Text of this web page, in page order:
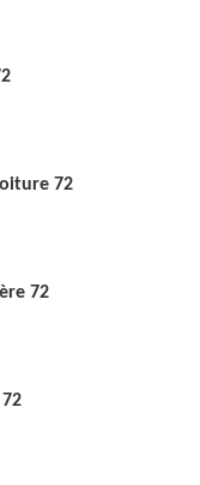
72
72